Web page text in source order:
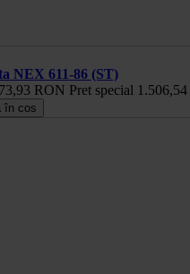
NEX 611-86 (ST)
RON Pret special
în cos